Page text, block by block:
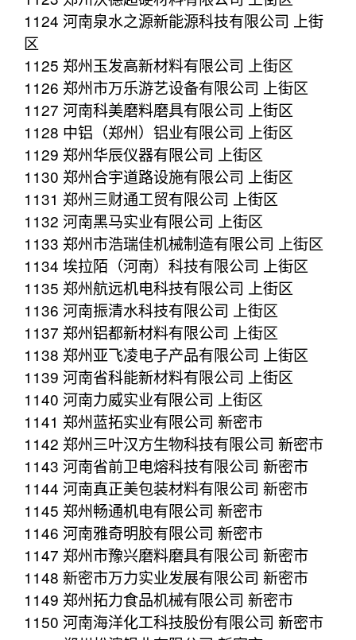
1124 河南泉水之源新能源科技有限公司 上街
区
1125 郑州玉发高新材料有限公司 上街区
1126 郑州市万乐游艺设备有限公司 上街区
1127 河南科美磨料磨具有限公司 上街区
1128 中铝（郑州）铝业有限公司 上街区
1129 郑州华辰仪器有限公司 上街区
1130 郑州合宇道路设施有限公司 上街区
1131 郑州三财通工贸有限公司 上街区
1132 河南黑马实业有限公司 上街区
1133 郑州市浩瑞佳机械制造有限公司 上街区
1134 埃拉陌（河南）科技有限公司 上街区
1135 郑州航远机电科技有限公司 上街区
1136 河南振清水科技有限公司 上街区
1137 郑州铝都新材料有限公司 上街区
1138 郑州亚飞凌电子产品有限公司 上街区
1139 河南省科能新材料有限公司 上街区
1140 河南力威实业有限公司 上街区
1141 郑州蓝拓实业有限公司 新密市
1142 郑州三叶汉方生物科技有限公司 新密市
1143 河南省前卫电熔科技有限公司 新密市
1144 河南真正美包装材料有限公司 新密市
1145 郑州畅通机电有限公司 新密市
1146 河南雅奇明胶有限公司 新密市
1147 郑州市豫兴磨料磨具有限公司 新密市
1148 新密市万力实业发展有限公司 新密市
1149 郑州拓力食品机械有限公司 新密市
1150 河南海洋化工科技股份有限公司 新密市